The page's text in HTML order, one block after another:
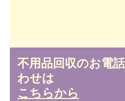
不用品回収のお電
わせは
こちらから